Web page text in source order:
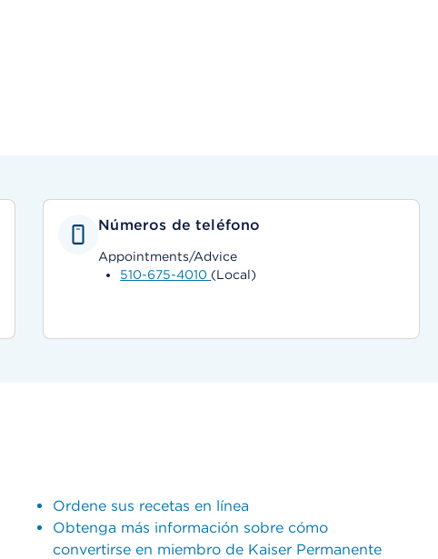
Números de teléfono
Appointments/Advice
510-675-4010 (Local)
Ordene sus recetas en línea
Obtenga más información sobre cómo
convertirse en miembro de Kaiser Permanente